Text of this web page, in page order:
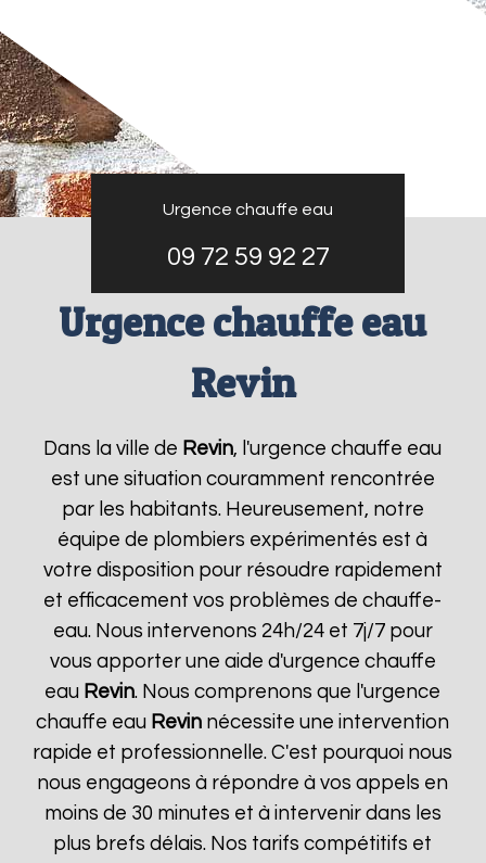
Urgence chauffe eau
09 72 59 92 27
Urgence chauffe eau
Revin
Dans la ville de Revin, l'urgence chauffe eau
est une situation couramment rencontrée
par les habitants. Heureusement, notre
équipe de plombiers expérimentés est à
votre disposition pour résoudre rapidement
et efficacement vos problèmes de chauffe-
eau. Nous intervenons 24h/24 et 7j/7 pour
vous apporter une aide d'urgence chauffe
eau Revin. Nous comprenons que l'urgence
chauffe eau Revin nécessite une intervention
rapide et professionnelle. C'est pourquoi nous
nous engageons à répondre à vos appels en
moins de 30 minutes et à intervenir dans les
plus brefs délais. Nos tarifs compétitifs et